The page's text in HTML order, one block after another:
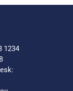
1234